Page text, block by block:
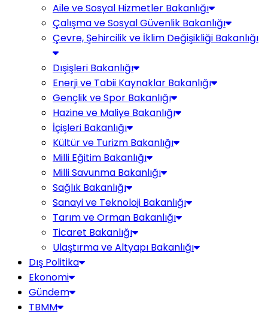
Aile ve Sosyal Hizmetler Bakanlığı
Çalışma ve Sosyal Güvenlik Bakanlığı
Çevre, Şehircilik ve İklim Değişikliği Bakanlığı
Dışişleri Bakanlığı
Enerji ve Tabii Kaynaklar Bakanlığı
Gençlik ve Spor Bakanlığı
Hazine ve Maliye Bakanlığı
İçişleri Bakanlığı
Kültür ve Turizm Bakanlığı
Milli Eğitim Bakanlığı
Milli Savunma Bakanlığı
Sağlık Bakanlığı
Sanayi ve Teknoloji Bakanlığı
Tarım ve Orman Bakanlığı
Ticaret Bakanlığı
Ulaştırma ve Altyapı Bakanlığı
Dış Politika
Ekonomi
Gündem
TBMM